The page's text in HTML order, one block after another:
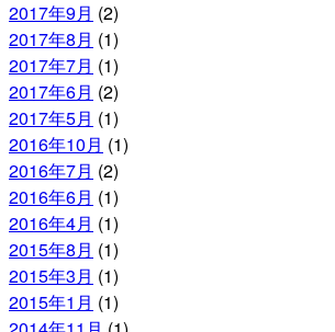
2017年9月 (2)
2017年8月 (1)
2017年7月 (1)
2017年6月 (2)
2017年5月 (1)
2016年10月 (1)
2016年7月 (2)
2016年6月 (1)
2016年4月 (1)
2015年8月 (1)
2015年3月 (1)
2015年1月 (1)